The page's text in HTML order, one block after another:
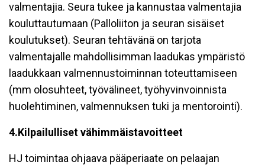
valmentajia. Seura tukee ja kannustaa valmentajia
kouluttautumaan (Palloliiton ja seuran sisäiset
koulutukset). Seuran tehtävänä on tarjota
valmentajalle mahdollisimman laadukas ympäristö
laadukkaan valmennustoiminnan toteuttamiseen
(mm olosuhteet, työvälineet, työhyvinvoinnista
huolehtiminen, valmennuksen tuki ja mentorointi).
4.Kilpailulliset vähimmäistavoitteet
HJ toimintaa ohjaava pääperiaate on pelaajan